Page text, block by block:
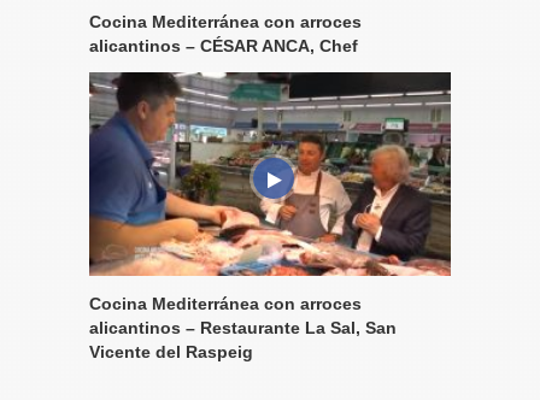
Cocina Mediterránea con arroces
alicantinos – CÉSAR ANCA, Chef
Cocina Mediterránea con arroces
alicantinos – Restaurante La Sal, San
Vicente del Raspeig